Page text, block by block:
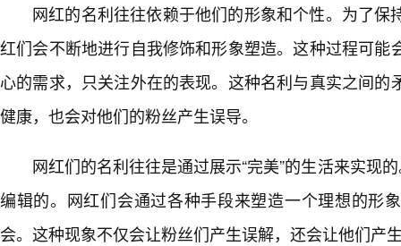
网红的名利往往依赖于他们的形象和个性。为了保
红们会不断地进行自我修饰和形象塑造。这种过程可能
心的需求，只关注外在的表现。这种名利与真实之间的
健康，也会对他们的粉丝产生误导。
网红们的名利往往是通过展示“完美”的生活来实现
编辑的。网红们会通过各种手段来塑造一个理想的形
会。这种现象不仅会让粉丝们产生误解，还会让他们产